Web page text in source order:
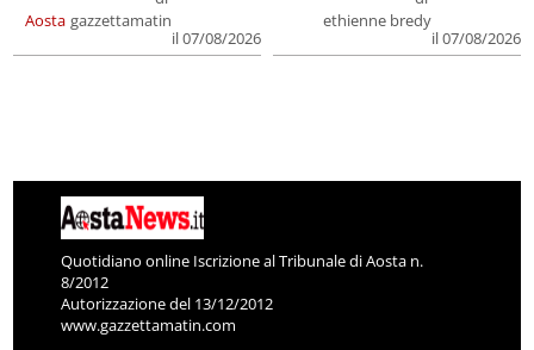
Aosta gazzettamatin
il 07/08/2026
ethienne bredy
il 07/08/2026
Quotidiano online Iscrizione al Tribunale di Aosta n.
8/2012
Autorizzazione del 13/12/2012
www.gazzettamatin.com